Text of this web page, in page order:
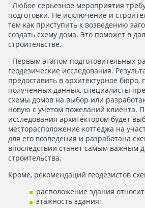
Любое серьезное мероприятия
подготовки. Не исключение и
тем как приступить к возведению
создать схему дома. Это поможет в
строительстве.
Первым этапом подготовительных
геодезические исследования.
предоставить в архитектурное бюро,
полученных данных, специалисты
схемы домов на выбор или
новую с учетом пожеланий клиента.
исследования архитектором будет
месторасположение коттеджа на
для его возведения и разработана
впоследствии станет самым важным
строительства.
Кроме, рекомендаций геодезистов
расположение здания
этажность здания;